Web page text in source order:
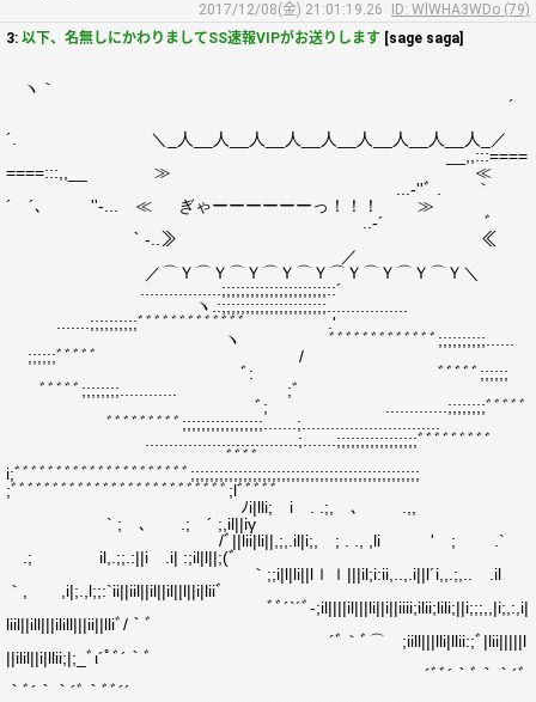
2017/12/08(金) 21:01:19.26
ID: WlWHA3WDo (79)
3: 以下、名無しにかわりましてSS速報VIPがお送りします [sage saga]
ヽ｀
´
´. ＼_人__人__人__人__人__人__人__人__人_／
__,,:::====
====:::,,__ ≫ ≪
...‐''ﾞ . ｀
´ ´､ ゝ ''‐... ≪ ぎゃーーーーーーっ！！！ ≫
..‐´ ﾞ
｀‐..≫ ≪
／
／⌒Ｙ⌒Ｙ⌒Ｙ⌒Ｙ⌒Ｙ⌒Ｙ⌒Ｙ⌒Ｙ⌒Ｙ＼
.................;;;;;;;;;;;;;;;;;;;;;;::´
ヽ.:;;;;;;;;;;;;;;;;;;;;;;.................
.......;;;;;;;;;;ﾞﾞﾞﾞﾞﾞﾞﾞﾞﾞﾞﾞﾞ .'
ヽ ﾞﾞﾞﾞﾞﾞﾞﾞﾞﾞﾞﾞﾞ;;;;;;;;;;......
;;;;;;ﾞﾞﾞﾞﾞ /
ﾞ: ﾞﾞﾞﾞﾞ;;;;;;
ﾞﾞﾞﾞﾞ;;;;;;;;............ ;ﾞ
ﾞ; .............;;;;;;;;ﾞﾞﾞﾞﾞ
ﾞﾞﾞﾞﾞﾞﾞﾞﾞ;;;;;;;;;;;;;;;;;.......;.............................
................................;.......;;;;;;;;;;;;;;;;;ﾞﾞﾞﾞﾞﾞﾞﾞﾞ
ﾞﾞﾞﾞ
i;ﾞﾞﾞﾞﾞﾞﾞﾞﾞﾞﾞﾞﾞﾞﾞﾞﾞﾞﾞﾞﾞ;;;;;;;;;;;;;;;;;;;;;;;;;;;;;;;;;;;;;;;;;;;;;;;;
;ﾞﾞﾞﾞﾞﾞﾞﾞﾞﾞﾞﾞﾞﾞﾞﾞﾞﾞﾞﾞﾞﾞﾞﾞﾞﾞ;lﾞﾞﾞﾞﾞ
ﾉi|lli; i . .;, ､ .,,
` ; ､ .; ´ ;,il||iγ
/ﾞ||lii|li||,;,.il|i;, ; . ., ,li ' ; .`
.; il,.;;.:||i .i| :;il|l||;(ﾞ
｀;;i|l|li||lｌｌ|||il;i:ii,..,.i||l´i,,.;,.. .il
｀, ,i|;.,l;;:`ii||iil||il||il||l||i|liiﾞゝ
ﾞﾞ´`´ﾞ-;il||||il|||li||i||iiii;ilii;lili;||i;;;,,|i;,:,i|
liil||ill|||ilill|||ii||lliﾞ/｀ﾞ
´ﾞ｀ﾞ⌒ゞ;iill|||lli|llii:;ﾞ|lii|||||l
||ilil||i|llii;|;_ﾞι´ﾟﾞ´｀ﾞ
´ﾞﾞ´｀ﾞ｀｀´ﾞ
｀ﾞ´｀｀´ﾞ｀ﾞﾞ´´